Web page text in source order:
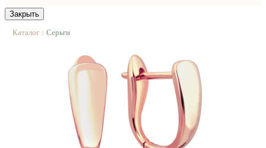
Закрыть
Каталог | Серьги